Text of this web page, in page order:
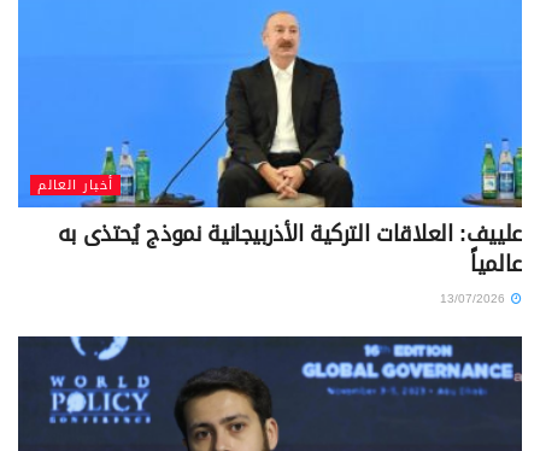
أخبار العالم
علييف: العلاقات التركية الأذربيجانية نموذج يُحتذى به
عالمياً